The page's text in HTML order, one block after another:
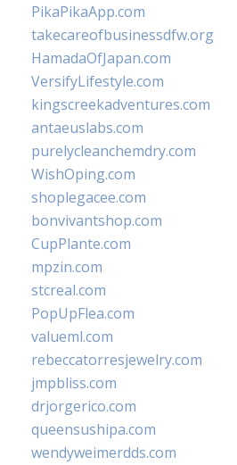
PikaPikaApp.com
takecareofbusinessdfw.org
HamadaOfJapan.com
VersifyLifestyle.com
kingscreekadventures.com
antaeuslabs.com
purelycleanchemdry.com
WishOping.com
shoplegacee.com
bonvivantshop.com
CupPlante.com
mpzin.com
stcreal.com
PopUpFlea.com
valueml.com
rebeccatorresjewelry.com
jmpbliss.com
drjorgerico.com
queensushipa.com
wendyweimerdds.com